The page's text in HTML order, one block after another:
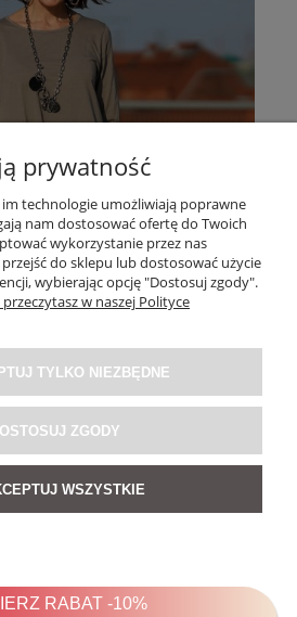
209,00 zł
prywatność
technologie umożliwiają poprawne
nam dostosować ofertę do Twoich
wykorzystanie przez nas
do sklepu lub dostosować użycie
wybierając opcję "Dostosuj zgody".
w naszej Polityce
TYLKO NIEZBĘDNE
ZGODY
WSZYSTKIE